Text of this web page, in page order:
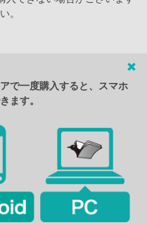
。
で一度購入すると、スマホ
ます。